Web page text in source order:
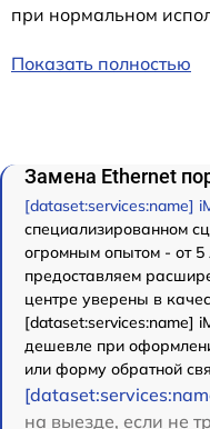
при нормальном
Показать полностью
Замена Ethernet
[dataset:services:name]
специализированном
огромным опытом - от 5
предоставляем
центре уверены в
[dataset:services:name]
дешевле при
или форму обратной
на выезде, если не